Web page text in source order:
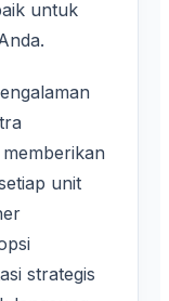
untuk
unit
strategis